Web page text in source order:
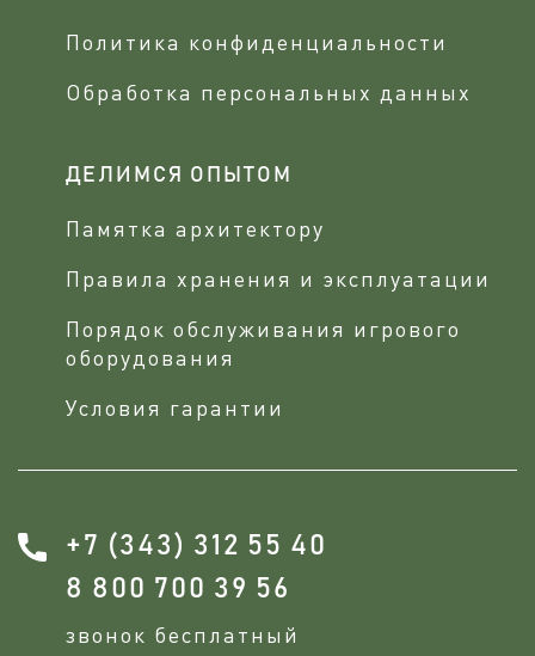
Политика конфиденциальности
Обработка персональных данных
ДЕЛИМСЯ ОПЫТОМ
Памятка архитектору
Правила хранения и эксплуатации
Порядок обслуживания игрового
оборудования
Условия гарантии
+7 (343) 312 55 40
8 800 700 39 56
звонок бесплатный